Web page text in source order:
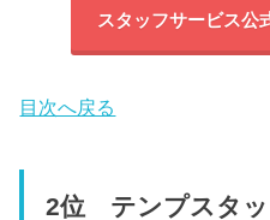
スタッフサービス公
目次へ戻る
2位 テンプスタッ